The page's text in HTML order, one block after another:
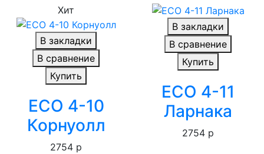
Хит
В закладки
В сравнение
Купить
ECO 4-10
Корнуолл
2754 р
В закладки
В сравнение
Купить
ECO 4-11
Ларнака
2754 р